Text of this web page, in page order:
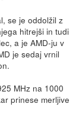
se je oddolžil z
hitrejši in tudi
a je AMD-ju v
je sedaj vrnil
MHz na 1000
prinese merljive